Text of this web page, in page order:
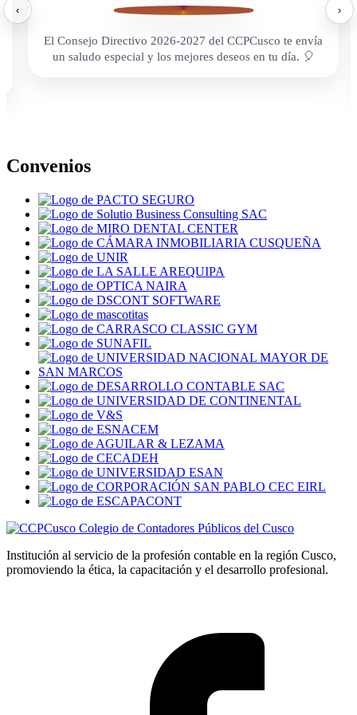
‹
El Consejo Directivo 2026-2027 del CCPCusco te envía
un saludo especial y los mejores deseos en tu día. 🎈
›
Convenios
Colegio de Contadores Públicos del Cusco
Institución al servicio de la profesión contable en la región Cusco,
promoviendo la ética, la capacitación y el desarrollo profesional.